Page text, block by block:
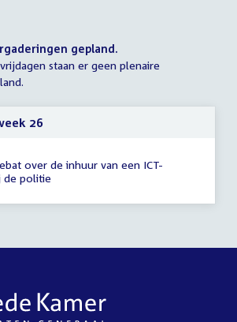
gepland.
staan er geen plenaire
26
over de inhuur van een ICT-
de politie